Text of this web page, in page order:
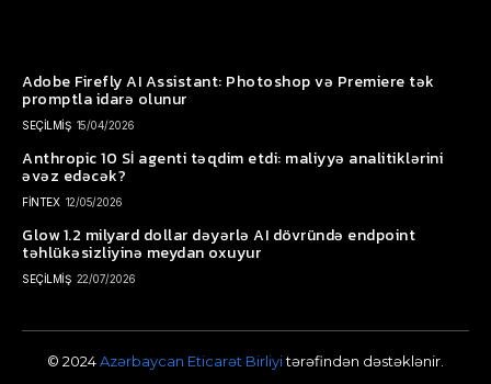
Adobe Firefly AI Assistant: Photoshop və Premiere tək
promptla idarə olunur
SEÇİLMİŞ 15/04/2026
Anthropic 10 Sİ agenti təqdim etdi: maliyyə analitiklərini
əvəz edəcək?
FİNTEX 12/05/2026
Glow 1.2 milyard dollar dəyərlə AI dövründə endpoint
təhlükəsizliyinə meydan oxuyur
SEÇİLMİŞ 22/07/2026
© 2024Azərbaycan Eticarət Birliyitərəfindən dəstəklənir.